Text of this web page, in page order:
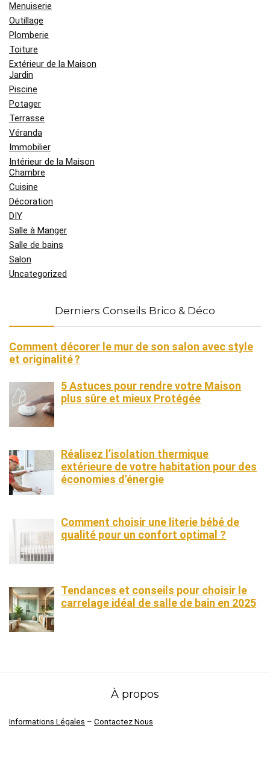
Menuiserie
Outillage
Plomberie
Toiture
Extérieur de la Maison
Jardin
Piscine
Potager
Terrasse
Véranda
Immobilier
Intérieur de la Maison
Chambre
Cuisine
Décoration
DIY
Salle à Manger
Salle de bains
Salon
Uncategorized
Derniers Conseils Brico & Déco
Comment décorer le mur de son salon avec style
et originalité ?
5 Astuces pour rendre votre Maison
plus sûre et mieux Protégée
Réalisez l’isolation thermique
extérieure de votre habitation pour des
économies d’énergie
Comment choisir une literie bébé de
qualité pour un confort optimal ?
Tendances et conseils pour choisir le
carrelage idéal de salle de bain en 2025
À propos
Informations Légales – Contactez Nous